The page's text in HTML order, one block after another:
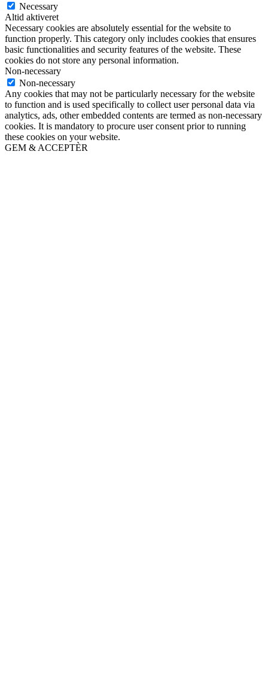
Necessary
Altid aktiveret
Necessary cookies are absolutely essential for the website to
function properly. This category only includes cookies that ensures
basic functionalities and security features of the website. These
cookies do not store any personal information.
Non-necessary
Non-necessary
Any cookies that may not be particularly necessary for the website
to function and is used specifically to collect user personal data via
analytics, ads, other embedded contents are termed as non-necessary
cookies. It is mandatory to procure user consent prior to running
these cookies on your website.
GEM & ACCEPTÈR